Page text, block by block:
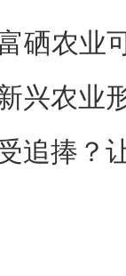
农业
兴农业
追捧？